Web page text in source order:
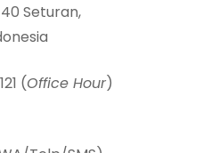
Seturan,
(Office Hour)